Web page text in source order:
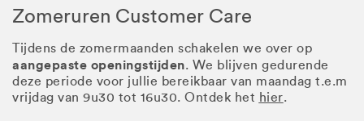
Zomeruren Customer Care
Tijdens de zomermaanden schakelen we over op
aangepaste openingstijden. We blijven gedurende
deze periode voor jullie bereikbaar van maandag t.e.m
vrijdag van 9u30 tot 16u30. Ontdek het hier.